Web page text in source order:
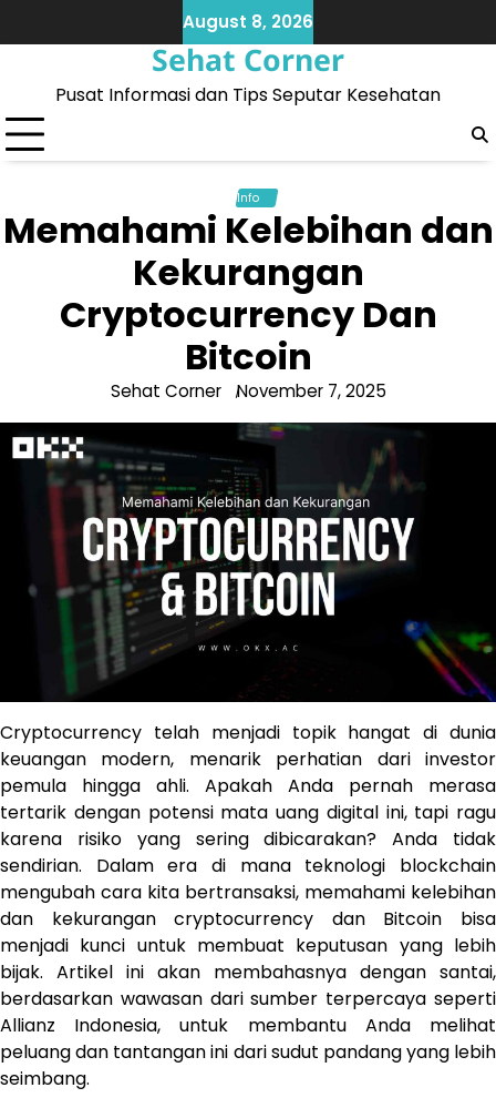
to
August 8, 2026
Sehat Corner
Pusat Informasi dan Tips Seputar Kesehatan
Info
Memahami Kelebihan dan
Kekurangan
Cryptocurrency Dan
Bitcoin
Sehat Corner November 7, 2025
Cryptocurrency telah menjadi topik hangat di dunia
keuangan modern, menarik perhatian dari investor
pemula hingga ahli. Apakah Anda pernah merasa
tertarik dengan potensi mata uang digital ini, tapi ragu
karena risiko yang sering dibicarakan? Anda tidak
sendirian. Dalam era di mana teknologi blockchain
mengubah cara kita bertransaksi, memahami kelebihan
dan kekurangan cryptocurrency dan Bitcoin bisa
menjadi kunci untuk membuat keputusan yang lebih
bijak. Artikel ini akan membahasnya dengan santai,
berdasarkan wawasan dari sumber terpercaya seperti
Allianz Indonesia, untuk membantu Anda melihat
peluang dan tantangan ini dari sudut pandang yang lebih
seimbang.